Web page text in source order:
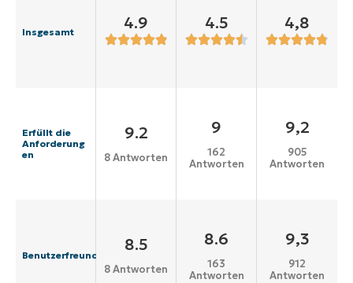
Insgesamt 4.9 4.5 4,8
Erfüllt die
Anforderung
en
9.2
8 Antworten
9
162
Antworten
9,2
905
Antworten
Benutzerfreundlichkeit
8.5
8 Antworten
8.6
163
Antworten
9,3
912
Antworten